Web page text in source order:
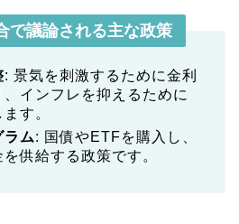
で議論される主な政策
: 景気を刺激するために金利
インフレを抑えるために
す。
ラム: 国債やETFを購入し、
供給する政策です。